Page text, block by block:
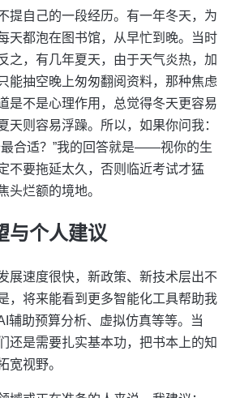
提自己的一段经历。有一年冬天，为
天都泡在图书馆，从早忙到晚。当时
之，有几年夏天，由于天气炎热，加
能抽空晚上匆匆翻阅资料，那种焦虑
是不是心理作用，总觉得冬天更容易
天则容易浮躁。所以，如果你问我：
最合适？”我的回答就是——视你的生
不要拖延太久，否则临近考试才猛
头烂额的境地。
与个人建议
展速度很快，新政策、新技术层出不
，将来能看到更多智能化工具帮助我
辅助预算分析、虚拟仿真等等。当
还是需要扎实基本功，把书本上的知
宽视野。